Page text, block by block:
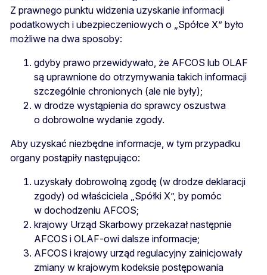
Z prawnego punktu widzenia uzyskanie informacji
podatkowych i ubezpieczeniowych o „Spółce X” było
możliwe na dwa sposoby:
gdyby prawo przewidywało, że AFCOS lub OLAF
są uprawnione do otrzymywania takich informacji
szczególnie chronionych (ale nie były);
w drodze wystąpienia do sprawcy oszustwa
o dobrowolne wydanie zgody.
Aby uzyskać niezbędne informacje, w tym przypadku
organy postąpiły następująco:
uzyskały dobrowolną zgodę (w drodze deklaracji
zgody) od właściciela „Spółki X”, by pomóc
w dochodzeniu AFCOS;
krajowy Urząd Skarbowy przekazał następnie
AFCOS i OLAF-owi dalsze informacje;
AFCOS i krajowy urząd regulacyjny zainicjowały
zmiany w krajowym kodeksie postępowania